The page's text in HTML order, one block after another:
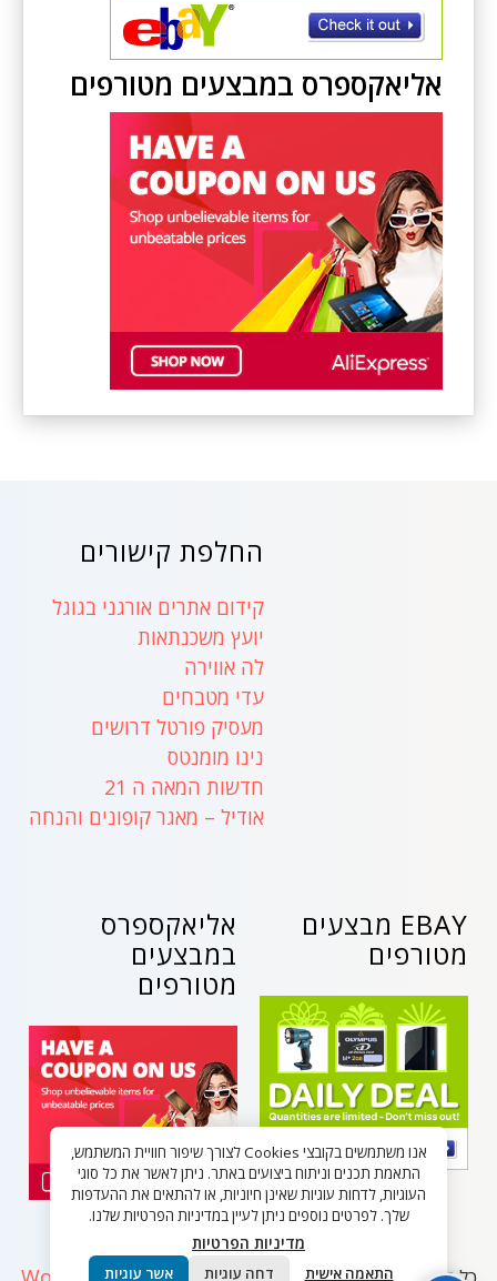
אליאקספרס במבצעים מטורפים
החלפת קישורים
קידום אתרים אורגני בגוגל
יועץ משכנתאות
לה אווירה
עדי מטבחים
מעסיק פורטל דרושים
נינו מומנטס
חדשות המאה ה 21
אודיל – מאגר קופונים והנחה
אליאקספרס
במבצעים
מטורפים
EBAY מבצעים
מטורפים
אנו משתמשים בקובצי Cookies לצורך שיפור חוויית המשתמש,
התאמת תכנים וניתוח ביצועים באתר. ניתן לאשר את כל סוגי
העוגיות, לדחות עוגיות שאינן חיוניות, או להתאים את ההעדפות
שלך. לפרטים נוספים ניתן לעיין במדיניות הפרטיות שלנו.
מדיניות הפרטיות
התאמה אישית דחה עוגיות אשר עוגיות